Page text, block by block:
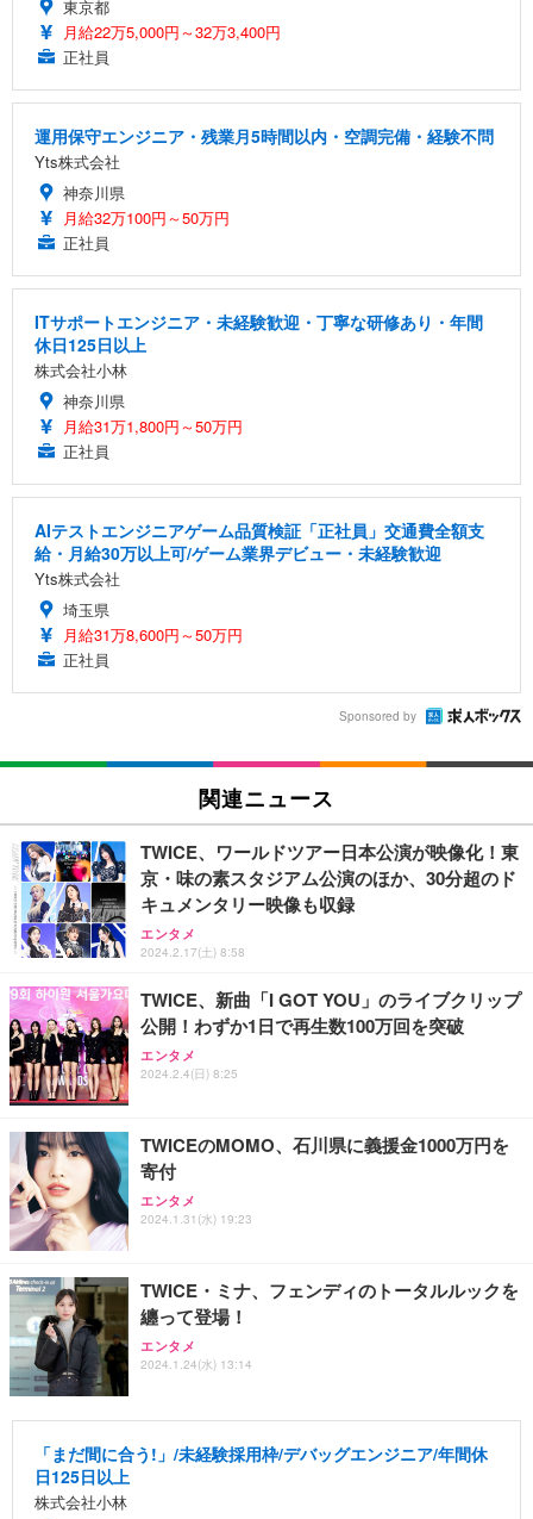
東京都
月給22万5,000円～32万3,400円
正社員
運用保守エンジニア・残業月5時間以内・空調完備・経験不問
Yts株式会社
神奈川県
月給32万100円～50万円
正社員
ITサポートエンジニア・未経験歓迎・丁寧な研修あり・年間
休日125日以上
株式会社小林
神奈川県
月給31万1,800円～50万円
正社員
AIテストエンジニアゲーム品質検証「正社員」交通費全額支
給・月給30万以上可/ゲーム業界デビュー・未経験歓迎
Yts株式会社
埼玉県
月給31万8,600円～50万円
正社員
Sponsored by
関連ニュース
TWICE、ワールドツアー日本公演が映像化！東
京・味の素スタジアム公演のほか、30分超のド
キュメンタリー映像も収録
エンタメ
2024.2.17(土) 8:58
TWICE、新曲「I GOT YOU」のライブクリップ
公開！わずか1日で再生数100万回を突破
エンタメ
2024.2.4(日) 8:25
TWICEのMOMO、石川県に義援金1000万円を
寄付
エンタメ
2024.1.31(水) 19:23
TWICE・ミナ、フェンディのトータルルックを
纏って登場！
エンタメ
2024.1.24(水) 13:14
「まだ間に合う!」/未経験採用枠/デバッグエンジニア/年間休
日125日以上
株式会社小林